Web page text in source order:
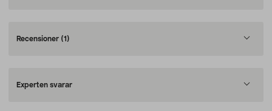
Recensioner (1)
Experten svarar